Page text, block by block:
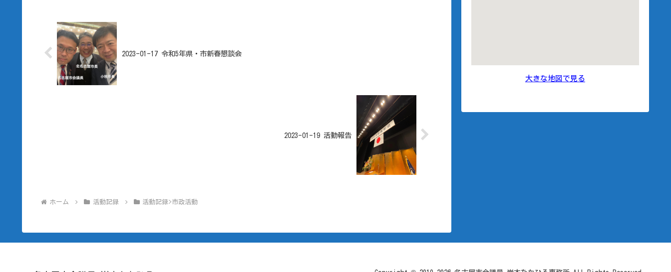
2023-01-17 令和5年県・市新春懇談会
2023-01-19 活動報告
ホーム 活動記録 活動記録>市政活動
大きな地図で見る